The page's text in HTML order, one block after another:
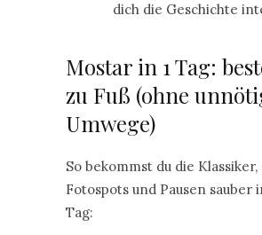
dich die Geschichte
Mostar in 1 Tag:
zu Fuß (ohne
Umwege)
So bekommst du die Klassiker,
Fotospots und Pausen sauber
Tag: